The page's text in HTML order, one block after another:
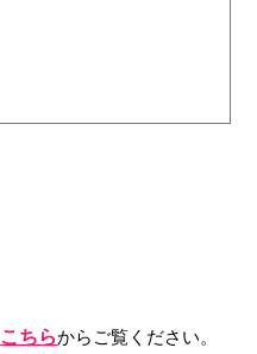
こちらからご覧ください。